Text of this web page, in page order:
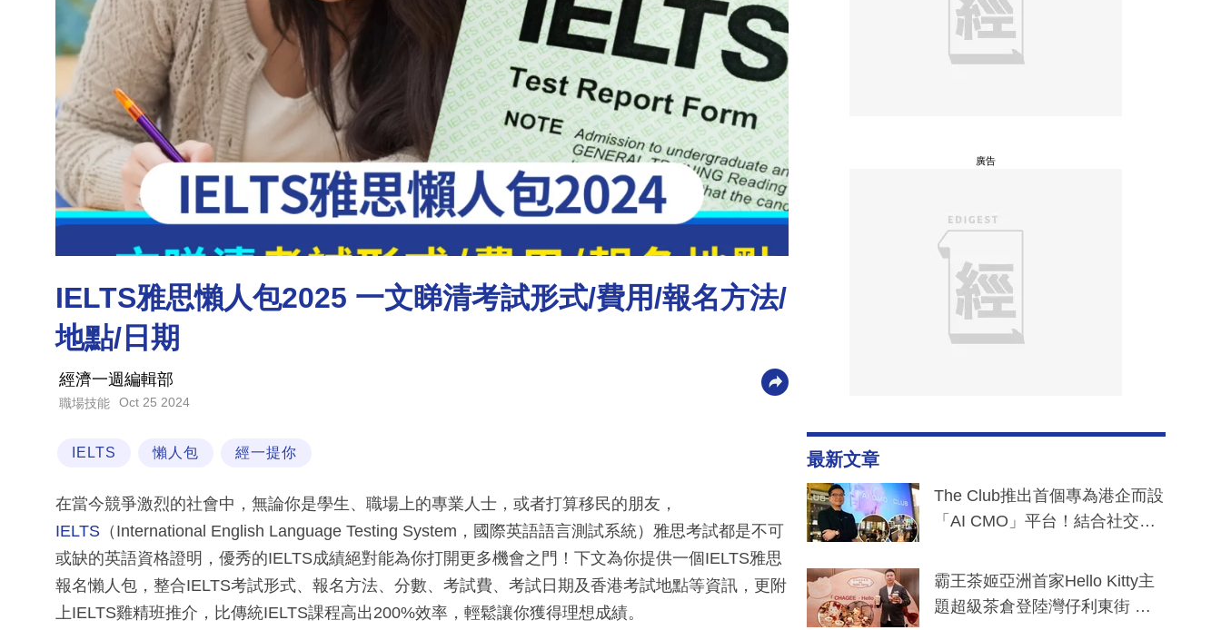
IELTS雅思懶人包2025 一文睇清考試形式/費用/報名方法/
地點/日期
經濟一週編輯部
職場技能 Oct 25 2024
IELTS 懶人包 經一提你
在當今競爭激烈的社會中，無論你是學生、職場上的專業人士，或者打算移民的朋友，
IELTS （International English Language Testing System，國際英語語言測試系統）雅思考試都是不可
或缺的英語資格證明，優秀的IELTS成績絕對能為你打開更多機會之門！下文為你提供一個IELTS雅思
報名懶人包，整合IELTS考試形式、報名方法、分數、考試費、考試日期及香港考試地點等資訊，更附
上IELTS雞精班推介，比傳統IELTS課程高出200%效率，輕鬆讓你獲得理想成績。
廣告
最新文章
The Club推出首個專為港企而設
「AI CMO」平台！結合社交聆
分鐘生成「貼地」宣傳短片
霸王茶姬亞洲首家Hello Kitty主
題超級茶倉登陸灣仔利東街 推